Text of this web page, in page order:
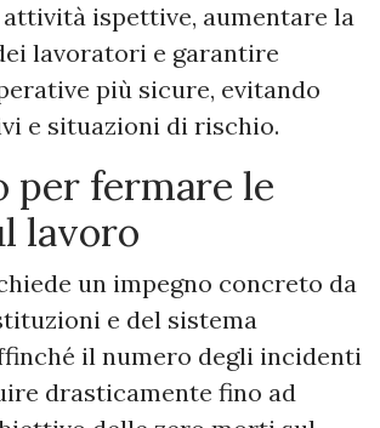
ispettive, aumentare la
lavoratori e garantire
più sicure, evitando
e situazioni di rischio.
per fermare le
lavoro
un impegno concreto da
e del sistema
il numero degli incidenti
drasticamente fino ad